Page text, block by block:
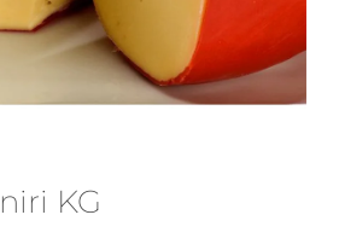
KG
*
adresim bu tarayıcıya